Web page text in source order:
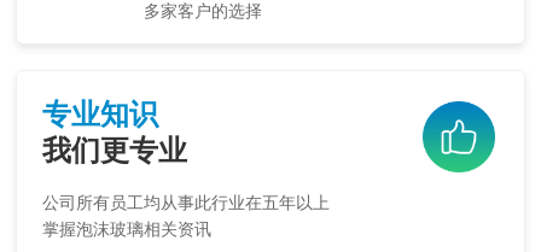
多家客户的选择
专业知识
我们更专业
公司所有员工均从事此行业在五年以上
掌握泡沫玻璃相关资讯